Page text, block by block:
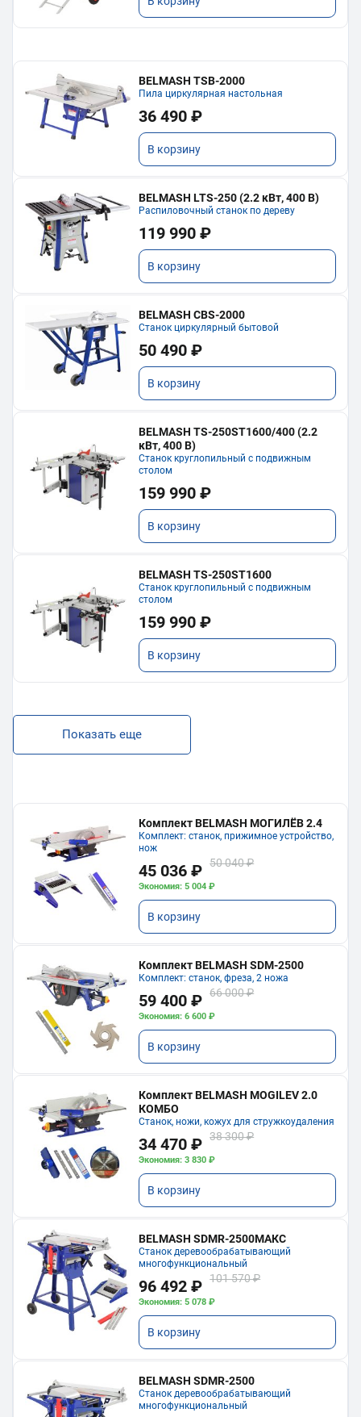
BELMASH TSB-2000
Пила циркулярная настольная
36 490 ₽
В корзину
BELMASH LTS-250 (2.2 кВт, 400 В)
Распиловочный станок по дереву
119 990 ₽
В корзину
BELMASH CBS-2000
Станок циркулярный бытовой
50 490 ₽
В корзину
BELMASH TS-250ST1600/400 (2.2
кВт, 400 В)
Станок круглопильный с подвижным
столом
159 990 ₽
В корзину
BELMASH TS-250ST1600
Станок круглопильный с подвижным
столом
159 990 ₽
В корзину
Показать еще
Комплект BELMASH МОГИЛЁВ 2.4
Комплект: станок, прижимное устройство,
нож
45 036 ₽ 50 040 ₽
Экономия: 5 004 ₽
В корзину
Комплект BELMASH SDM-2500
Комплект: станок, фреза, 2 ножа
59 400 ₽ 66 000 ₽
Экономия: 6 600 ₽
В корзину
Комплект BELMASH MOGILEV 2.0
КОМБО
Станок, ножи, кожух для стружкоудаления
34 470 ₽ 38 300 ₽
Экономия: 3 830 ₽
В корзину
BELMASH SDMR-2500МАКС
Станок деревообрабатывающий
многофункциональный
96 492 ₽ 101 570 ₽
Экономия: 5 078 ₽
В корзину
BELMASH SDMR-2500
Станок деревообрабатывающий
многофункциональный